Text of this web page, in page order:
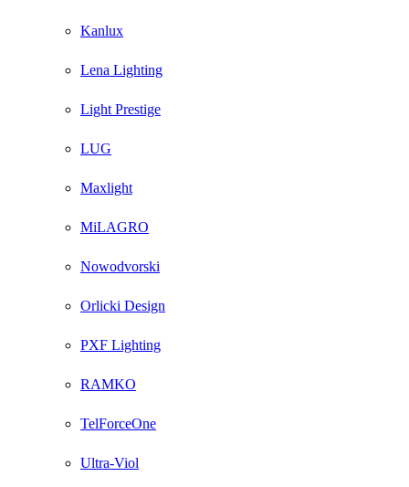
Kanlux
Lena Lighting
Light Prestige
LUG
Maxlight
MiLAGRO
Nowodvorski
Orlicki Design
PXF Lighting
RAMKO
TelForceOne
Ultra-Viol